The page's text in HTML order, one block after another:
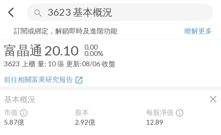
arrow_back_ios search
富晶通 20.10 0.00%
訂閱或綁定，解鎖即時及進階功能
瞭解更多
富晶通 20.10 0.00
0.00%
3623
上櫃 量: 10張 更新:08/06 收盤
前往相關富果研究報告 open_in_new
基本概況 close
市值 info_outline
5.87億
股本
2.92億
每股淨值 info_outline
12.89